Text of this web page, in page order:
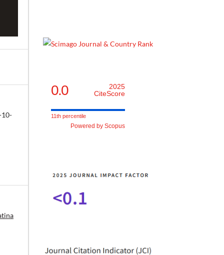
10-
0.0
2025
CiteScore
11th percentile
Powered by Scopus